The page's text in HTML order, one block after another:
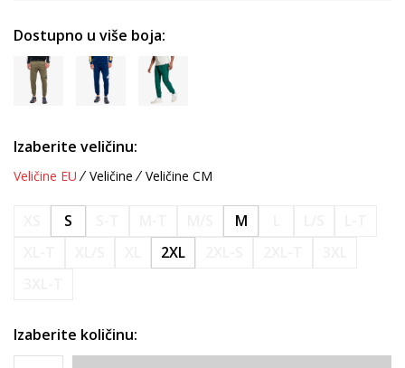
Dostupno u više boja:
Izaberite veličinu:
Veličine EU Veličine Veličine CM
S M
2XL
Izaberite količinu: